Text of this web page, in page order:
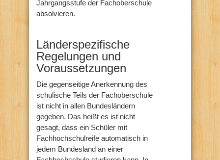
Jahrgangsstufe der Fachoberschule
absolvieren.
Länderspezifische
Regelungen und
Voraussetzungen
Die gegenseitige Anerkennung des
schulische Teils der Fachoberschule
ist nicht in allen Bundesländern
gegeben. Das heißt es ist nicht
gesagt, dass ein Schüler mit
Fachhochschulreife automatisch in
jedem Bundesland an einer